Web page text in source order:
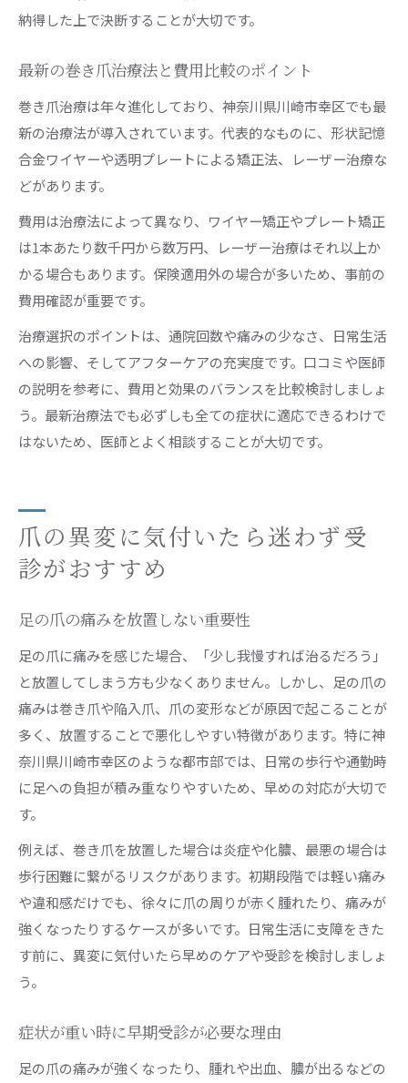
納得した上で決断することが大切です。
最新の巻き爪治療法と費用比較のポイント
巻き爪治療は年々進化しており、神奈川県川崎市幸区でも最
新の治療法が導入されています。代表的なものに、形状記憶
合金ワイヤーや透明プレートによる矯正法、レーザー治療な
どがあります。
費用は治療法によって異なり、ワイヤー矯正やプレート矯正
は1本あたり数千円から数万円、レーザー治療はそれ以上か
かる場合もあります。保険適用外の場合が多いため、事前の
費用確認が重要です。
治療選択のポイントは、通院回数や痛みの少なさ、日常生活
への影響、そしてアフターケアの充実度です。口コミや医師
の説明を参考に、費用と効果のバランスを比較検討しましょ
う。最新治療法でも必ずしも全ての症状に適応できるわけで
はないため、医師とよく相談することが大切です。
爪の異変に気付いたら迷わず受
診がおすすめ
足の爪の痛みを放置しない重要性
足の爪に痛みを感じた場合、「少し我慢すれば治るだろう」
と放置してしまう方も少なくありません。しかし、足の爪の
痛みは巻き爪や陥入爪、爪の変形などが原因で起こることが
多く、放置することで悪化しやすい特徴があります。特に神
奈川県川崎市幸区のような都市部では、日常の歩行や通勤時
に足への負担が積み重なりやすいため、早めの対応が大切で
す。
例えば、巻き爪を放置した場合は炎症や化膿、最悪の場合は
歩行困難に繋がるリスクがあります。初期段階では軽い痛み
や違和感だけでも、徐々に爪の周りが赤く腫れたり、痛みが
強くなったりするケースが多いです。日常生活に支障をきた
す前に、異変に気付いたら早めのケアや受診を検討しましょ
う。
症状が重い時に早期受診が必要な理由
足の爪の痛みが強くなったり、腫れや出血、膿が出るなどの